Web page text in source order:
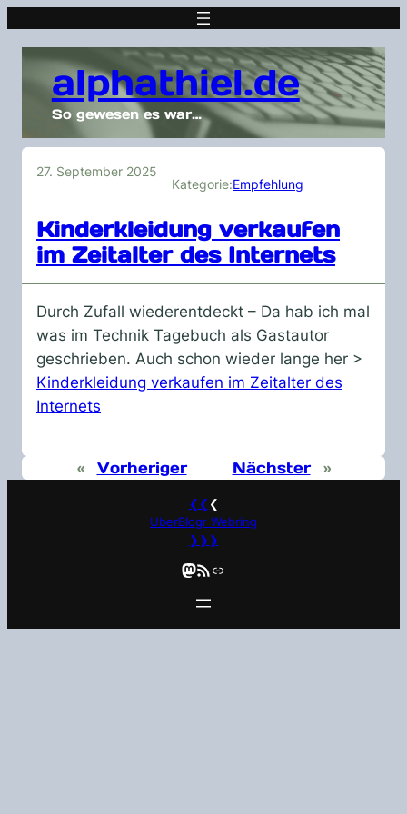
alphathiel.de
So gewesen es war…
27. September 2025
Kategorie:Empfehlung
Kinderkleidung verkaufen
im Zeitalter des Internets
Durch Zufall wiederentdeckt – Da hab ich mal
was im Technik Tagebuch als Gastautor
geschrieben. Auch schon wieder lange her >
Kinderkleidung verkaufen im Zeitalter des
Internets
« Vorheriger Nächster »
❮❮ ❮
UberBlogr Webring
❯❯❯
Mastodon RSS-Feed Link